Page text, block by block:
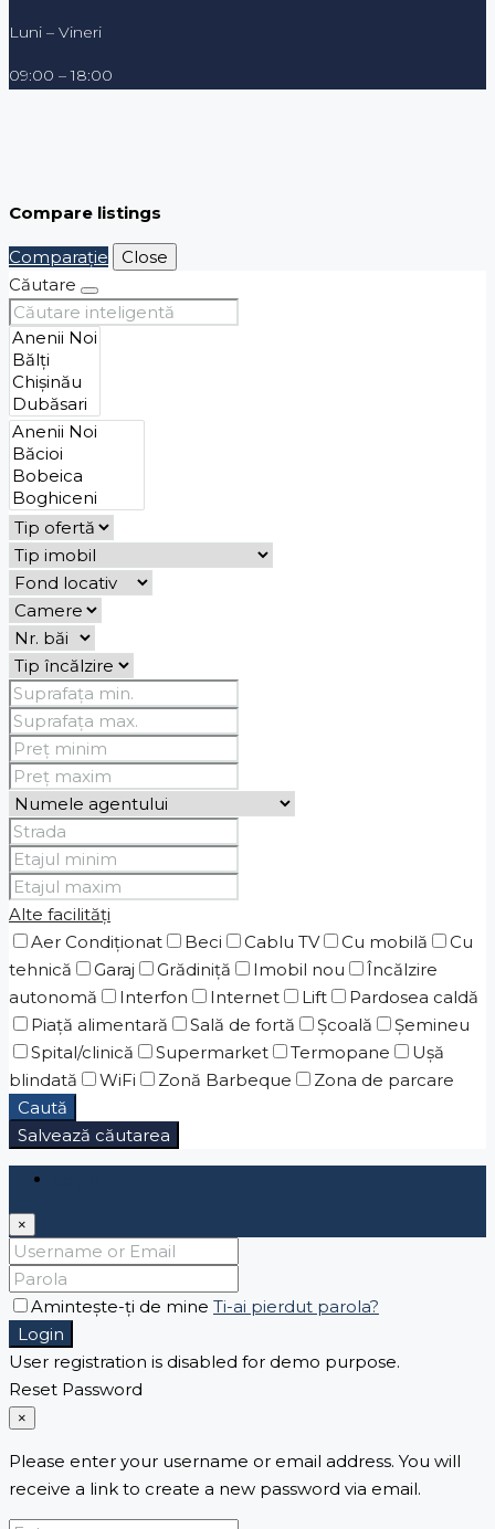
Luni – Vineri
09:00 – 18:00
Compare listings
Comparaţie
Close
Căutare
Alte facilități
Aer Condiționat
Beci Cablu TV Cu mobilă
Cu
tehnică
Garaj Grădiniţă Imobil nou
Încălzire
autonomă
Interfon Internet Lift
Pardosea caldă
Piaţă alimentară
Sală de fortă Școală
Șemineu
Spital/clinică
Supermarket Termopane
Ușă
blindată
WiFi Zonă Barbeque
Zona de parcare
Caută
Salvează căutarea
×
Amintește-ți de mine Ti-ai pierdut parola?
Login
User registration is disabled for demo purpose.
Reset Password
×
Please enter your username or email address. You will
receive a link to create a new password via email.